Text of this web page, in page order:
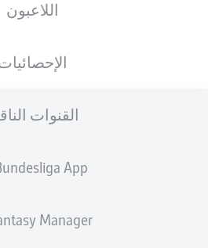
اللاعبون
القنوات
App
Manager